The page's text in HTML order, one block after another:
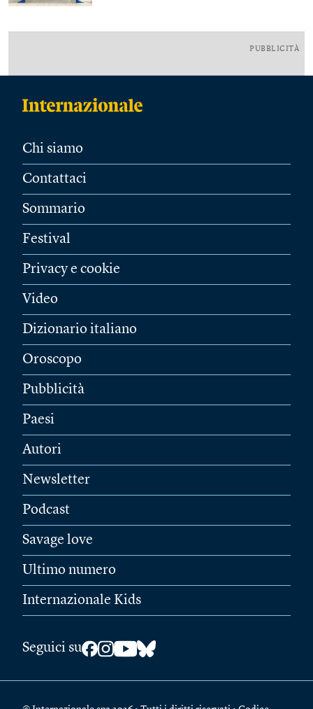
PUBBLICITÀ
Chi siamo
Contattaci
Sommario
Festival
Privacy e cookie
Video
Dizionario italiano
Oroscopo
Pubblicità
Paesi
Autori
Newsletter
Podcast
Savage love
Ultimo numero
Internazionale Kids
Seguici su